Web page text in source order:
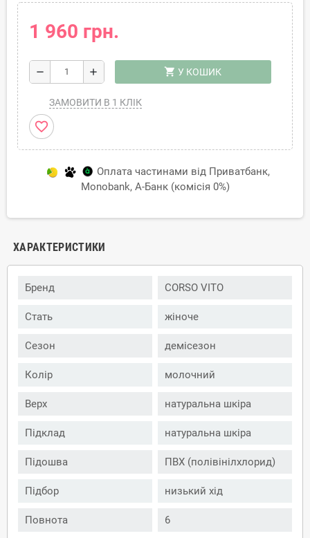
1 960 грн.
remove add shopping_cart У КОШИК
ЗАМОВИТИ В 1 КЛІК
favorite_border
Оплата частинами від Приватбанк,
Monobank, А-Банк (комісія 0%)
ХАРАКТЕРИСТИКИ
Бренд CORSO VITO
Стать жіноче
Сезон демісезон
Колір молочний
Верх натуральна шкіра
Підклад натуральна шкіра
Підошва ПВХ (полівінілхлорид)
Підбор низький хід
Повнота 6